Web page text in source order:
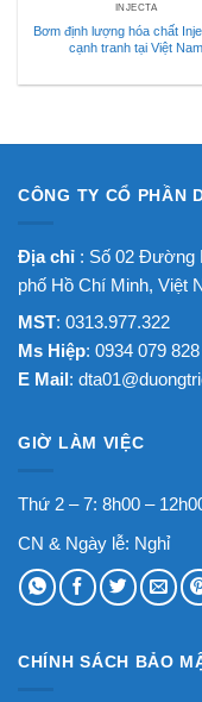
INJECTA
Bơm định lượng hóa chất
cạnh tranh tại Việt Nam
CÔNG TY CỔ PHẦN
Địa chỉ : Số 02 Đường
phố Hồ Chí Minh, Việt
MST: 0313.977.322
Ms Hiệp: 0934 079 828
E Mail:
GIỜ LÀM VIỆC
Thứ 2 – 7: 8h00 –
CN & Ngày lễ: Nghỉ
CHÍNH SÁCH BẢO